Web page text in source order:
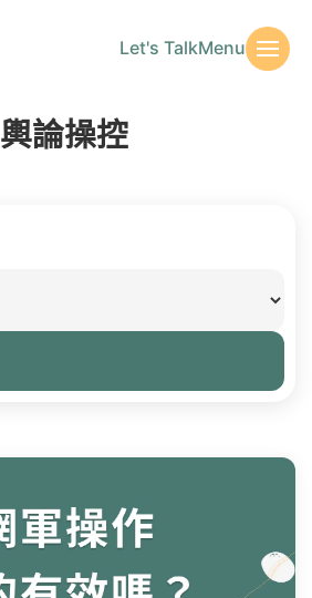
Let's TalkMenu
輿論操控